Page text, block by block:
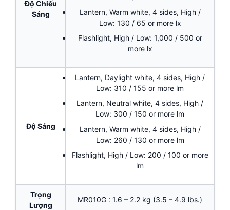
Độ Chiếu
Sáng
Lantern, Warm white, 4 sides, High /
Low: 130 / 65 or more lx
Flashlight, High / Low: 1,000 / 500 or
more lx
Độ Sáng
Lantern, Daylight white, 4 sides, High /
Low: 310 / 155 or more lm
Lantern, Neutral white, 4 sides, High /
Low: 300 / 150 or more lm
Lantern, Warm white, 4 sides, High /
Low: 260 / 130 or more lm
Flashlight, High / Low: 200 / 100 or more
lm
Trọng
Lượng
MR010G : 1.6 – 2.2 kg (3.5 – 4.9 lbs.)